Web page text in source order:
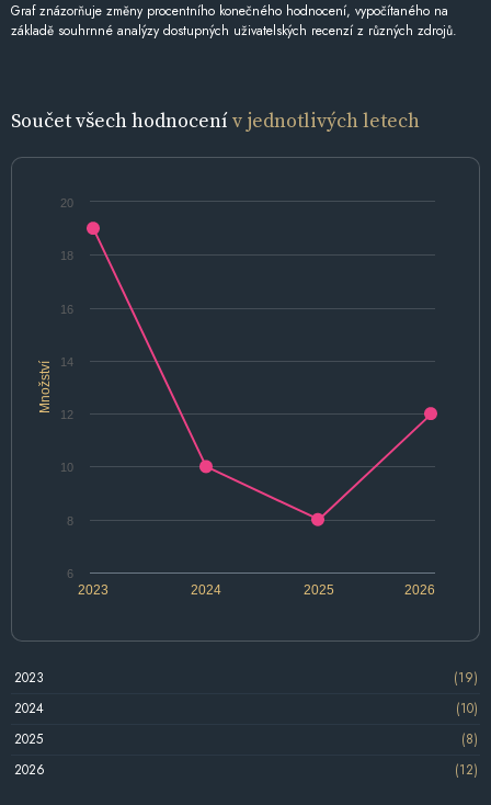
Graf znázorňuje změny procentního konečného hodnocení, vypočítaného na
základě souhrnné analýzy dostupných uživatelských recenzí z různých zdrojů.
Součet všech hodnocenív jednotlivých letech
Množství
2024 2026
2023 2025
6
8
10
12
14
16
18
20
2023
(19)
2024
(10)
2025
(8)
2026
(12)